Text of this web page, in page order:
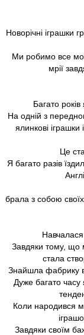
Новорічні іграшки
Ми робимо все
мрії
Багато
На одній з
ялинкові
Це
Я багато разів
брала з собою
Завдяки тому, що
стала
Знайшла фабрику в
Дуже багато часу
Коли народився
Завдяки своїм